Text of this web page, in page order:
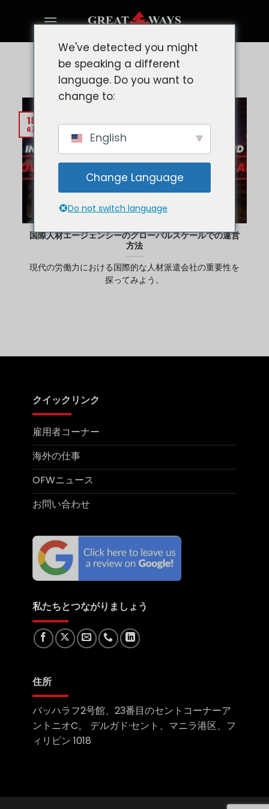
タグアーカイブ:WORKFORCE AGENCY
国際人材エージェンシーのグローバルスケールでの運営
方法
現代の労働力における国際的な人材派遣会社の重要性を
探ってみよう。
18
6月
クイックリンク
雇用者コーナー
海外の仕事
OFWニュース
お問い合わせ
私たちとつながりましょう
住所
バッハラフ2号館、23番目のセントコーナーア
ントニオC。 デルガド·セント、マニラ港区、フ
ィリピン 1018
We've detected you might
be speaking a different
language. Do you want to
change to:
English
Change Language
Do not switch language